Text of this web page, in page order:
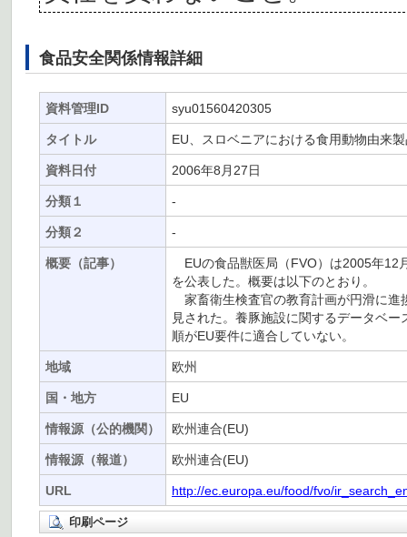
食品安全関係情報詳細
資料管理ID syu01560420305
タイトル EU、スロベニアにおける食用動物由来
資料日付 2006年8月27日
分類１ -
分類２ -
概要（記事）
EUの食品獣医局（FVO）は2005年12
を公表した。概要は以下のとおり。
家畜衛生検査官の教育計画が円滑に進
見された。養豚施設に関するデータベ
順がEU要件に適合していない。
地域 欧州
国・地方 EU
情報源（公的機関） 欧州連合(EU)
情報源（報道） 欧州連合(EU)
URL http://ec.europa.eu/food/fvo/
印刷ページ